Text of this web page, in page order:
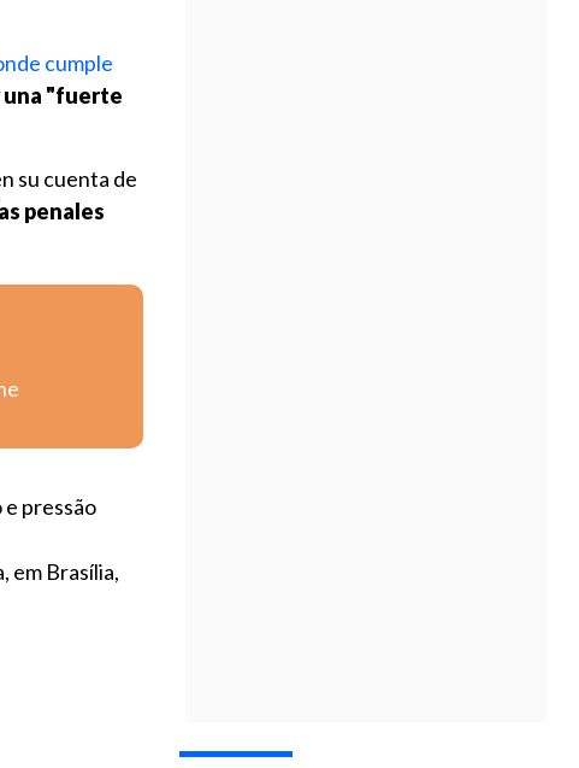
cumple
"fuerte
su cuenta de
penales
pressão
em Brasília,